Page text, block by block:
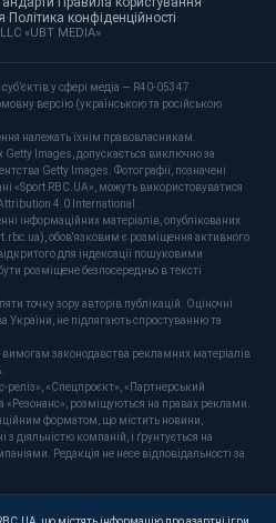
·Політика конфіденційності·
«UBT MEDIA»
у сфері медіа — R40-05347
версію (українською та російською
належать їхнім правовласникам.
Getty Images, допускається виключно за
Getty Images. Фотографії, позначені
«Sport RBC.UA», можуть використовуватися
4.0 International.
інформаційних матеріалів, опублікованих
обов'язковим є розміщення активного
для індексації пошуковими
розміщене безпосередньо в тексті
точку зору авторів публікацій. Оціночні
України, не підлягають спростуванню та
вимогам законодавства рекламних матеріалів
«Спецпроєкт», «Партнерський
«Резонанс», розміщуються на правах реклами.
форматом, що містить новини,
діяльністю компаній, і ґрунтується на
Редакція не несе відповідальності за